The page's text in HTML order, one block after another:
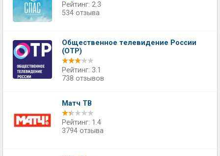
Рейтинг: 2.3
534 отзыва
Общественное телевидение России
(ОТР)
Рейтинг: 3.1
738 отзывов
Матч ТВ
Рейтинг: 1.4
3794 отзыва